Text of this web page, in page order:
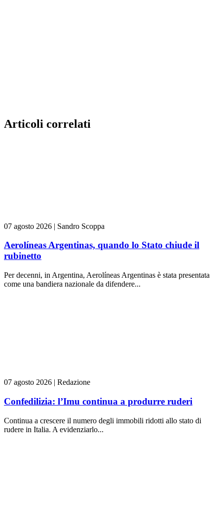
Articoli correlati
07 agosto 2026 | Sandro Scoppa
Aerolíneas Argentinas, quando lo Stato chiude il
rubinetto
Per decenni, in Argentina, Aerolíneas Argentinas è stata presentata
come una bandiera nazionale da difendere...
07 agosto 2026 | Redazione
Confedilizia: l’Imu continua a produrre ruderi
Continua a crescere il numero degli immobili ridotti allo stato di
rudere in Italia. A evidenziarlo...